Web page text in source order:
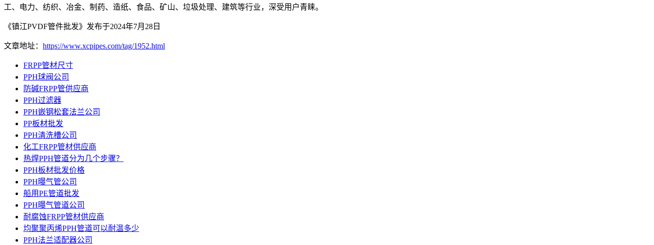
工、电力、纺织、冶金、制药、造纸、食品、矿山、垃圾处理、建筑等行业，深受用户青睐。
《镇江PVDF管件批发》发布于2024年7月28日
文章地址： https://www.xcpipes.com/tag/1952.html
FRPP管材尺寸
PPH球阀公司
防碱FRPP管供应商
PPH过滤器
PPH嵌钢松套法兰公司
PP板材批发
PPH清洗槽公司
化工FRPP管材供应商
热焊PPH管道分为几个步骤？
PPH板材批发价格
PPH曝气管公司
船用PE管道批发
PPH曝气管道公司
耐腐蚀FRPP管材供应商
均聚聚丙烯PPH管道可以耐温多少
PPH法兰适配器公司